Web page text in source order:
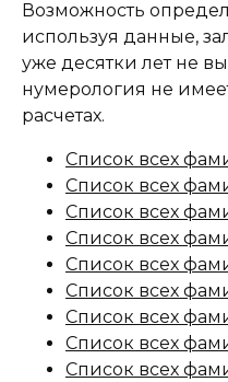
Возможность
используя данные,
уже десятки лет не
нумерология не
расчетах.
Список всех
Список всех
Список всех
Список всех
Список всех
Список всех
Список всех
Список всех
Список всех